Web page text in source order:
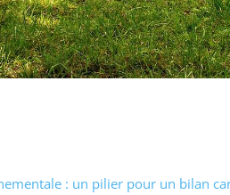
: un pilier pour un bilan